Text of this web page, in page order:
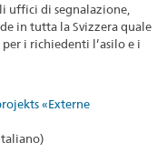
uffici di segnalazione,
in tutta la Svizzera quale
i richiedenti l’asilo e i
«Externe